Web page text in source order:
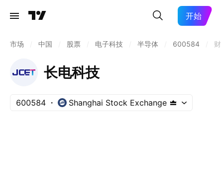
开始
市场 中国 股票 电子科技 半导体 600584 财
长电科技
600584 Shanghai Stock Exchange